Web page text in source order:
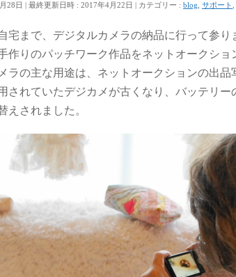
28日 最終更新日時 : 2017年4月22日 カテゴリー : blog サポート
宅まで、デジタルカメラの納品に行って参り
作りのパッチワーク作品をネットオークショ
ラの主な用途は、ネットオークションの出品
されていたデジカメが古くなり、バッテリ
えされました。